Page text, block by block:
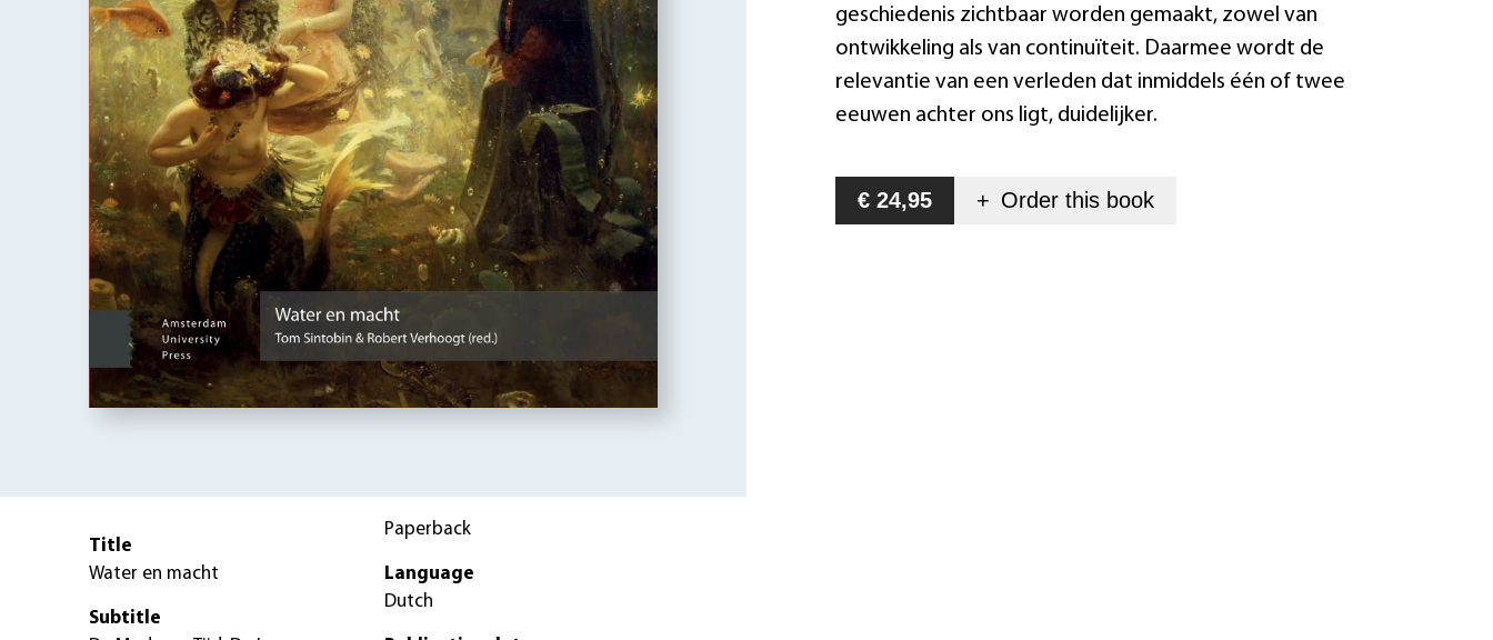
geschiedenis zichtbaar worden gemaakt, zowel van
ontwikkeling als van continuïteit. Daarmee wordt de
relevantie van een verleden dat inmiddels één of twee
eeuwen achter ons ligt, duidelijker.
€ 24,95 + Order this book
Title
Water en macht
Subtitle
Paperback
Language
Dutch